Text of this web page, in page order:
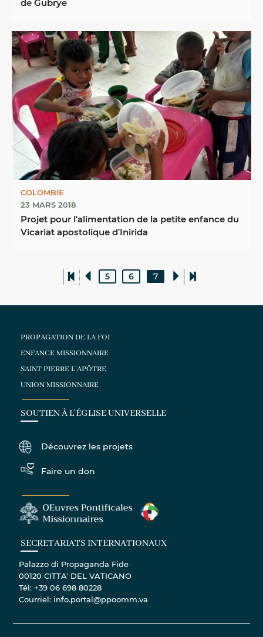
COLOMBIE
23 MARS 2018
Projet pour l'alimentation de la petite enfance du
Vicariat apostolique d'Inirida
5 6 7
PROPAGATION DE LA FOI
ENFANCE MISSIONNAIRE
SAINT PIERRE L'APÔTRE
UNION MISSIONNAIRE
SOUTIEN À L'ÉGLISE UNIVERSELLE
Découvrez les projets
Faire un don
SECRETARIATS INTERNATIONAUX
Palazzo di Propaganda Fide
00120 CITTA' DEL VATICANO
Tél: +39 06 698 80228
Courriel: info.portal@ppoomm.va